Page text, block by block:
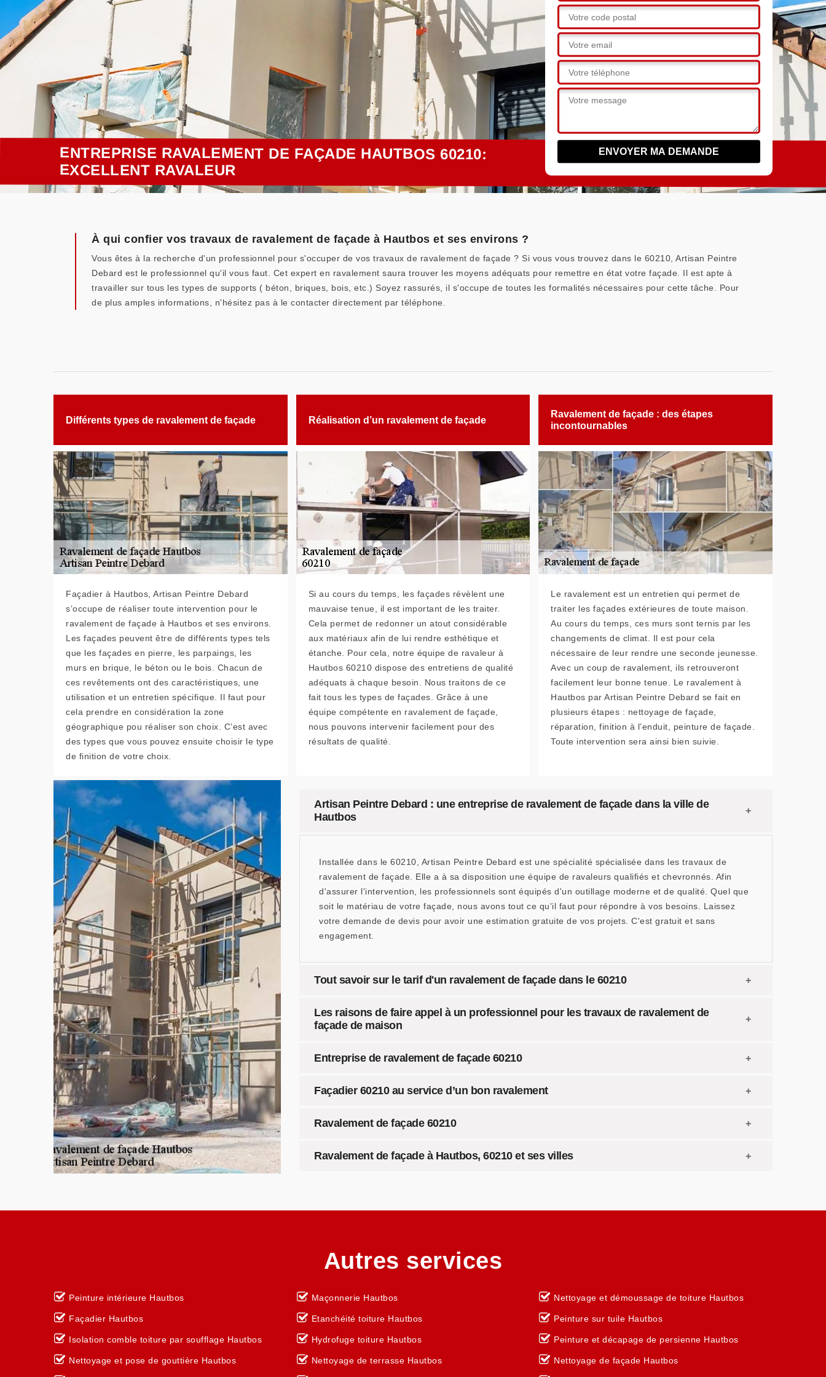
ENTREPRISE RAVALEMENT DE FAÇADE HAUTBOS 60210:
EXCELLENT RAVALEUR
À qui confier vos travaux de ravalement de façade à Hautbos et ses environs ?
Vous êtes à la recherche d'un professionnel pour s'occuper de vos travaux de ravalement de façade ? Si vous vous trouvez dans le 60210, Artisan Peintre
Debard est le professionnel qu'il vous faut. Cet expert en ravalement saura trouver les moyens adéquats pour remettre en état votre façade. Il est apte à
travailler sur tous les types de supports ( béton, briques, bois, etc.) Soyez rassurés, il s'occupe de toutes les formalités nécessaires pour cette tâche. Pour
de plus amples informations, n'hésitez pas à le contacter directement par téléphone.
Différents types de ravalement de façade
Façadier à Hautbos, Artisan Peintre Debard
s’occupe de réaliser toute intervention pour le
ravalement de façade à Hautbos et ses environs.
Les façades peuvent être de différents types tels
que les façades en pierre, les parpaings, les
murs en brique, le béton ou le bois. Chacun de
ces revêtements ont des caractéristiques, une
utilisation et un entretien spécifique. Il faut pour
cela prendre en considération la zone
géographique pou réaliser son choix. C’est avec
des types que vous pouvez ensuite choisir le type
de finition de votre choix.
Réalisation d’un ravalement de façade
Si au cours du temps, les façades révèlent une
mauvaise tenue, il est important de les traiter.
Cela permet de redonner un atout considérable
aux matériaux afin de lui rendre esthétique et
étanche. Pour cela, notre équipe de ravaleur à
Hautbos 60210 dispose des entretiens de qualité
adéquats à chaque besoin. Nous traitons de ce
fait tous les types de façades. Grâce à une
équipe compétente en ravalement de façade,
nous pouvons intervenir facilement pour des
résultats de qualité.
Ravalement de façade : des étapes
incontournables
Le ravalement est un entretien qui permet de
traiter les façades extérieures de toute maison.
Au cours du temps, ces murs sont ternis par les
changements de climat. Il est pour cela
nécessaire de leur rendre une seconde jeunesse.
Avec un coup de ravalement, ils retrouveront
facilement leur bonne tenue. Le ravalement à
Hautbos par Artisan Peintre Debard se fait en
plusieurs étapes : nettoyage de façade,
réparation, finition à l’enduit, peinture de façade.
Toute intervention sera ainsi bien suivie.
Artisan Peintre Debard : une entreprise de ravalement de façade dans la ville de
Hautbos
Installée dans le 60210, Artisan Peintre Debard est une spécialité spécialisée dans les travaux de
ravalement de façade. Elle a à sa disposition une équipe de ravaleurs qualifiés et chevronnés. Afin
d'assurer l'intervention, les professionnels sont équipés d'un outillage moderne et de qualité. Quel que
soit le matériau de votre façade, nous avons tout ce qu'il faut pour répondre à vos besoins. Laissez
votre demande de devis pour avoir une estimation gratuite de vos projets. C'est gratuit et sans
engagement.
Tout savoir sur le tarif d'un ravalement de façade dans le 60210
Les raisons de faire appel à un professionnel pour les travaux de ravalement de
façade de maison
Entreprise de ravalement de façade 60210
Façadier 60210 au service d’un bon ravalement
Ravalement de façade 60210
Ravalement de façade à Hautbos, 60210 et ses villes
Autres services
Peinture intérieure Hautbos
Façadier Hautbos
Isolation comble toiture par soufflage Hautbos
Nettoyage et pose de gouttière Hautbos
Maçonnerie Hautbos
Etanchéité toiture Hautbos
Hydrofuge toiture Hautbos
Nettoyage de terrasse Hautbos
Nettoyage et démoussage de toiture Hautbos
Peinture sur tuile Hautbos
Peinture et décapage de persienne Hautbos
Nettoyage de façade Hautbos